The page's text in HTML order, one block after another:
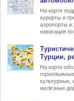
На карте
курорты и
аэропорты и
навигация
Турции,
На карте
культурные,
железные